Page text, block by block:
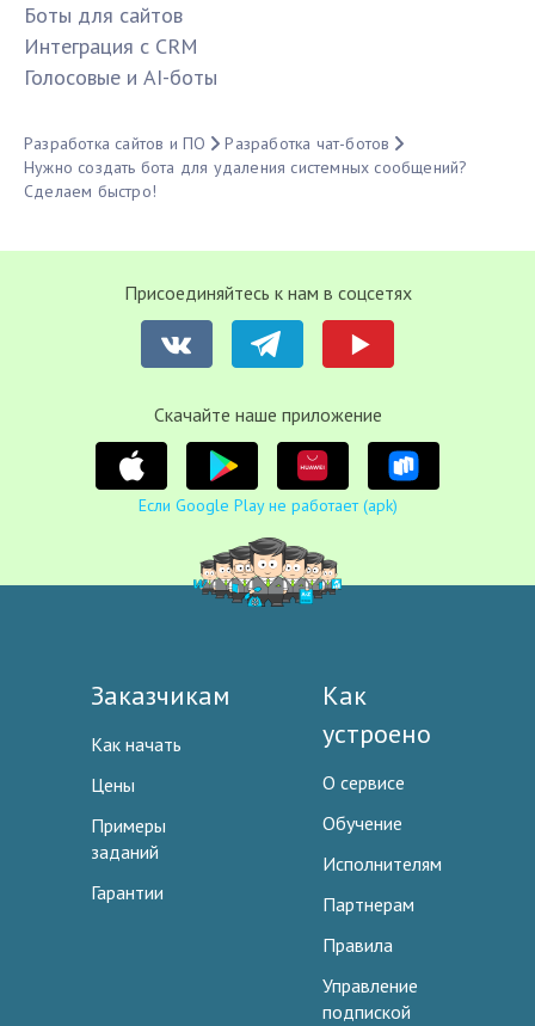
Боты для сайтов
Интеграция с CRM
Голосовые и AI-боты
Разработка сайтов и ПО
Разработка чат-ботов
Нужно создать бота для удаления системных сообщений?
Сделаем быстро!
Присоединяйтесь к нам в соцсетях
Cкачайте наше приложение
Если Google Play не работает (apk)
Заказчикам
Как начать
Цены
Примеры
заданий
Гарантии
Как
устроено
О сервисе
Обучение
Исполнителям
Партнерам
Правила
Управление
подпиской